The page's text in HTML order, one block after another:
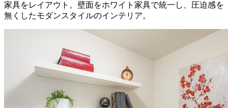
家具をレイアウト。壁面をホワイト家具で統一し、圧迫感を
無くしたモダンスタイルのインテリア。